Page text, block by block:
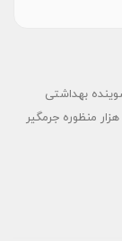
بهداشتی
هزار منظوره جرمگیر